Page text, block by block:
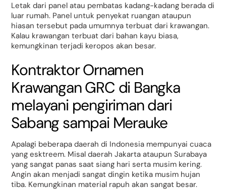
Letak dari panel atau pembatas kadang-kadang berada di
luar rumah. Panel untuk penyekat ruangan ataupun
hiasan tersebut pada umumnya terbuat dari krawangan.
Kalau krawangan terbuat dari bahan kayu biasa,
kemungkinan terjadi keropos akan besar.
Kontraktor Ornamen
Krawangan GRC di Bangka
melayani pengiriman dari
Sabang sampai Merauke
Apalagi beberapa daerah di Indonesia mempunyai cuaca
yang esktreem. Misal daerah Jakarta ataupun Surabaya
yang sangat panas saat siang hari serta musim kering.
Angin akan menjadi sangat dingin ketika musim hujan
tiba. Kemungkinan material rapuh akan sangat besar.